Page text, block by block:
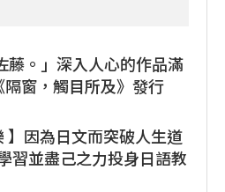
藤。」深入人心的作品滿
窗，觸目所及》發行
】因為日文而突破人生道
習並盡己之力投身日語教